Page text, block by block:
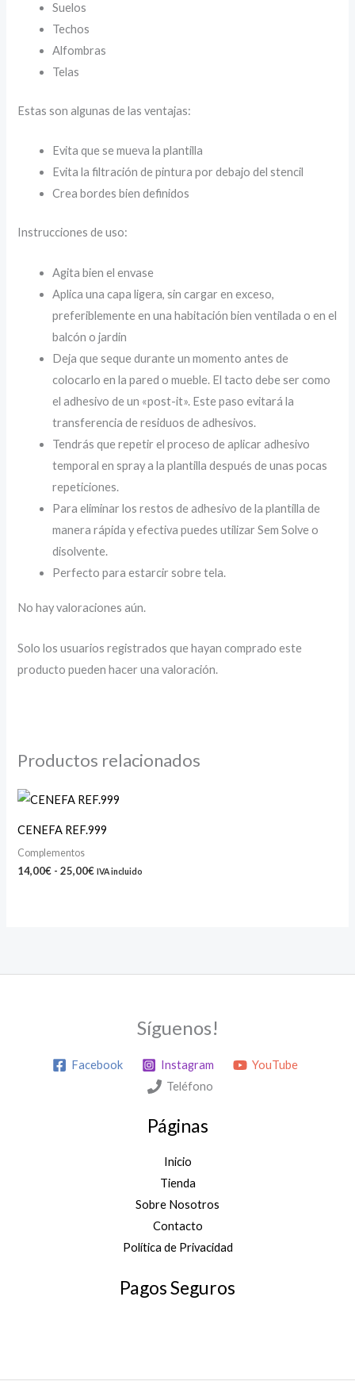
Suelos
Techos
Alfombras
Telas
Estas son algunas de las ventajas:
Evita que se mueva la plantilla
Evita la filtración de pintura por debajo del stencil
Crea bordes bien definidos
Instrucciones de uso:
Agita bien el envase
Aplica una capa ligera, sin cargar en exceso,
preferiblemente en una habitación bien ventilada o en el
balcón o jardin
Deja que seque durante un momento antes de
colocarlo en la pared o mueble. El tacto debe ser como
el adhesivo de un «post-it». Este paso evitará la
transferencia de residuos de adhesivos.
Tendrás que repetir el proceso de aplicar adhesivo
temporal en spray a la plantilla después de unas pocas
repeticiones.
Para eliminar los restos de adhesivo de la plantilla de
manera rápida y efectiva puedes utilizar Sem Solve o
disolvente.
Perfecto para estarcir sobre tela.
No hay valoraciones aún.
Solo los usuarios registrados que hayan comprado este
producto pueden hacer una valoración.
Productos relacionados
CENEFA REF.999
Complementos
14,00€ - 25,00€
Rango
de
desde
25,00€
IVA incluido
Síguenos!
Facebook Instagram
YouTube
Teléfono
Páginas
Inicio
Tienda
Sobre Nosotros
Contacto
Política de Privacidad
Pagos Seguros